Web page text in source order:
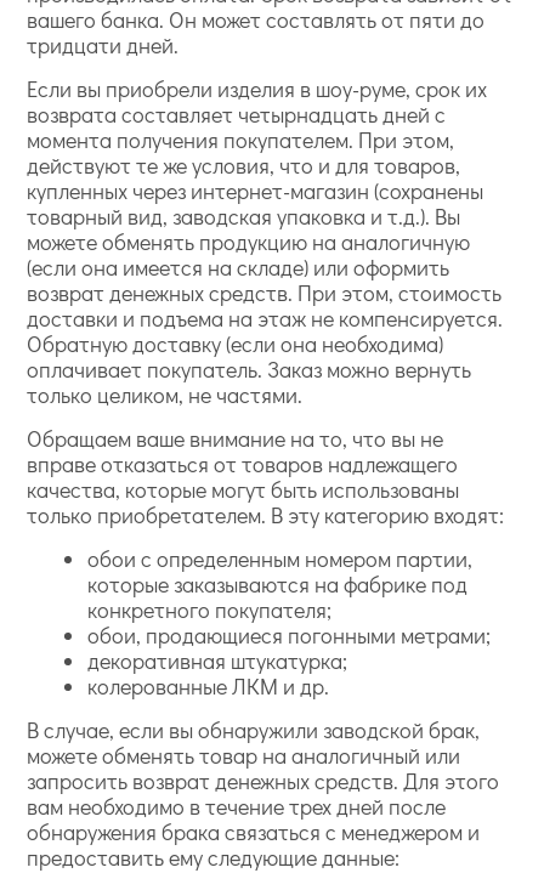
вашего банка. Он может составлять от пяти до
тридцати дней.
Если вы приобрели изделия в шоу-руме, срок их
возврата составляет четырнадцать дней с
момента получения покупателем. При этом,
действуют те же условия, что и для товаров,
купленных через интернет-магазин (сохранены
товарный вид, заводская упаковка и т.д.). Вы
можете обменять продукцию на аналогичную
(если она имеется на складе) или оформить
возврат денежных средств. При этом, стоимость
доставки и подъема на этаж не компенсируется.
Обратную доставку (если она необходима)
оплачивает покупатель. Заказ можно вернуть
только целиком, не частями.
Обращаем ваше внимание на то, что вы не
вправе отказаться от товаров надлежащего
качества, которые могут быть использованы
только приобретателем. В эту категорию входят:
обои с определенным номером партии,
которые заказываются на фабрике под
конкретного покупателя;
обои, продающиеся погонными метрами;
декоративная штукатурка;
колерованные ЛКМ и др.
В случае, если вы обнаружили заводской брак,
можете обменять товар на аналогичный или
запросить возврат денежных средств. Для этого
вам необходимо в течение трех дней после
обнаружения брака связаться с менеджером и
предоставить ему следующие данные: